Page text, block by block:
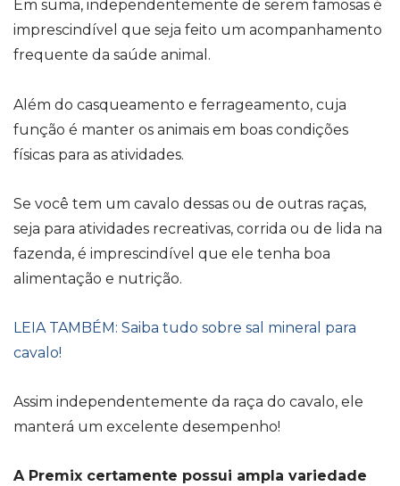
Em suma, independentemente de serem famosas é
imprescindível que seja feito um acompanhamento
frequente da saúde animal.
Além do casqueamento e ferrageamento, cuja
função é manter os animais em boas condições
físicas para as atividades.
Se você tem um cavalo dessas ou de outras raças,
seja para atividades recreativas, corrida ou de lida na
fazenda, é imprescindível que ele tenha boa
alimentação e nutrição.
LEIA TAMBÉM: Saiba tudo sobre sal mineral para
cavalo!
Assim independentemente da raça do cavalo, ele
manterá um excelente desempenho!
A Premix certamente possui ampla variedade